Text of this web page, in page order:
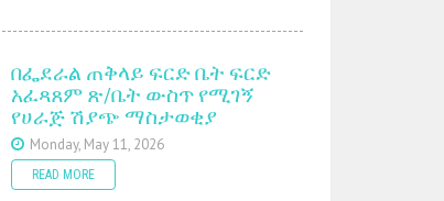
በፌደራል ጠቅላይ ፍርድ ቤት ፍርድ
አፈጻጸም ጽ/ቤት ውስጥ የሚገኝ
የሀራጅ ሽያጭ ማስታወቂያ
Monday, May 11, 2026
READ MORE